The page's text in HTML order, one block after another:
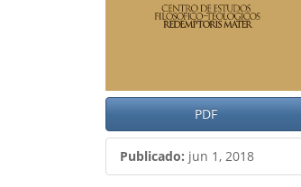
PDF
Publicado: jun 1, 2018